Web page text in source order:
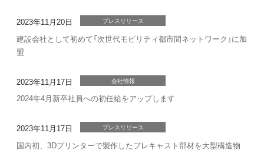
2023年11月20日 プレスリリース
建設会社として初めて「次世代モビリティ都市間ネットワーク」に加
盟
2023年11月17日 会社情報
2024年4月新卒社員への初任給をアップします
2023年11月17日 プレスリリース
国内初、3Dプリンターで製作したプレキャスト部材を大型構造物